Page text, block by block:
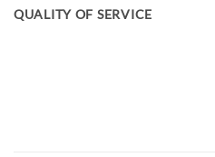
QUALITY OF SERVICE